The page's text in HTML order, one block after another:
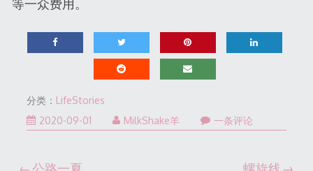
等一众费用。
分类： LifeStories
2020-09-012022-
MilkShake羊 一条评论